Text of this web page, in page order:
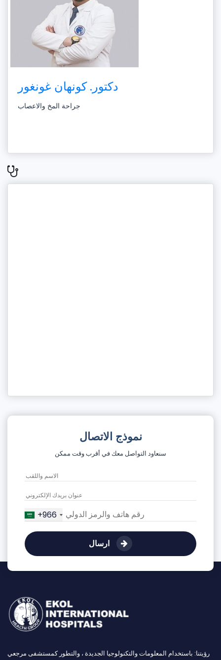
دكتور. كونهان غونغور
جراحة المخ والاعصاب
نموذج الاتصال
سنعاود التواصل معك في أقرب وقت ممكن
+966
رؤيتنا: باستخدام المعلومات والتكنولوجيا الجديدة ، والتطور كمستشفى مرجعي